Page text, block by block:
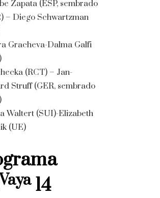
Zapata (ESP, sembrado
– Diego Schwartzman
Gracheva-Dalma Galfi
(RCT) – Jan-
Struff (GER, sembrado
Waltert (SUI)-Elizabeth
(UE)
14